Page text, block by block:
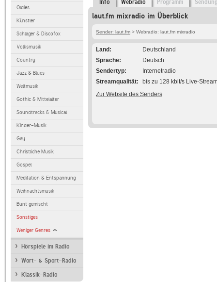
Oldies
Künstler
Schlager & Discofox
Volksmusik
Country
Jazz & Blues
Weltmusik
Gothic & Mittelalter
Soundtracks & Musical
Kinder-Musik
Gay
Christliche Musik
Gospel
Meditation & Entspannung
Weihnachtsmusik
Bunt gemischt
Sonstiges
Weniger Genres
Hörspiele im Radio
Wort- & Sport-Radio
Klassik-Radio
Info Webradio Programm
laut.fm mixradio im Überblick
Sender: laut.fm > Webradio: laut.fm mixradio
Land
Deutschland
Sprache
Deutsch
Sendertyp
Internetradio
Streamqualität
bis zu 128 kbit/s Live-
Zur Website des Senders